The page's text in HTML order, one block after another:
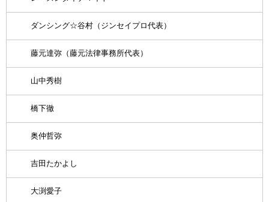
ダンシング☆谷村（ジンセイプロ代表）
藤元達弥（藤元法律事務所代表）
山中秀樹
橋下徹
奥仲哲弥
吉田たかよし
大渕愛子